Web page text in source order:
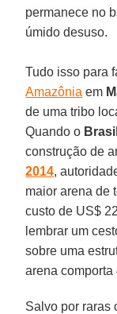
permanece no
úmido desuso.
Tudo isso para
Amazônia em
de uma tribo
Quando o Brasil
construção de
2014,
maior arena de
custo de US$
lembrar um
sobre uma
arena
Salvo por raras